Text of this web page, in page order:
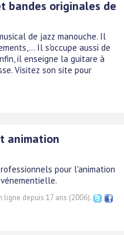
bandes originales de
de jazz manouche. Il
Il s'occupe aussi de
il enseigne la guitare à
Visitez son site pour
animation
pour l'animation
ligne depuis 17 ans (2006).